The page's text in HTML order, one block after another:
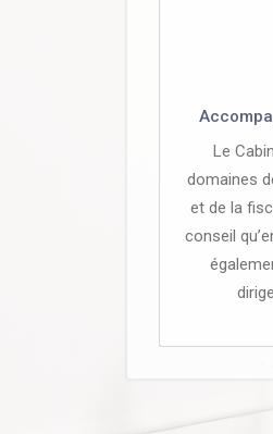
Le
domaines
et de la
conseil